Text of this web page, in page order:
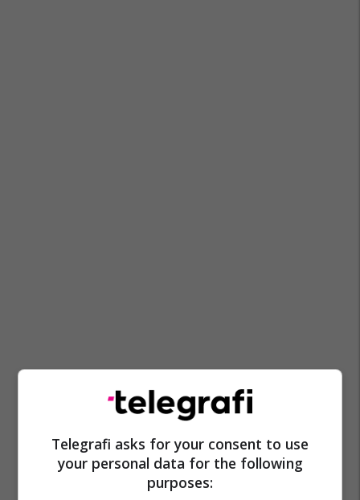
Telegrafi asks for your consent to use
your personal data for the following
purposes: